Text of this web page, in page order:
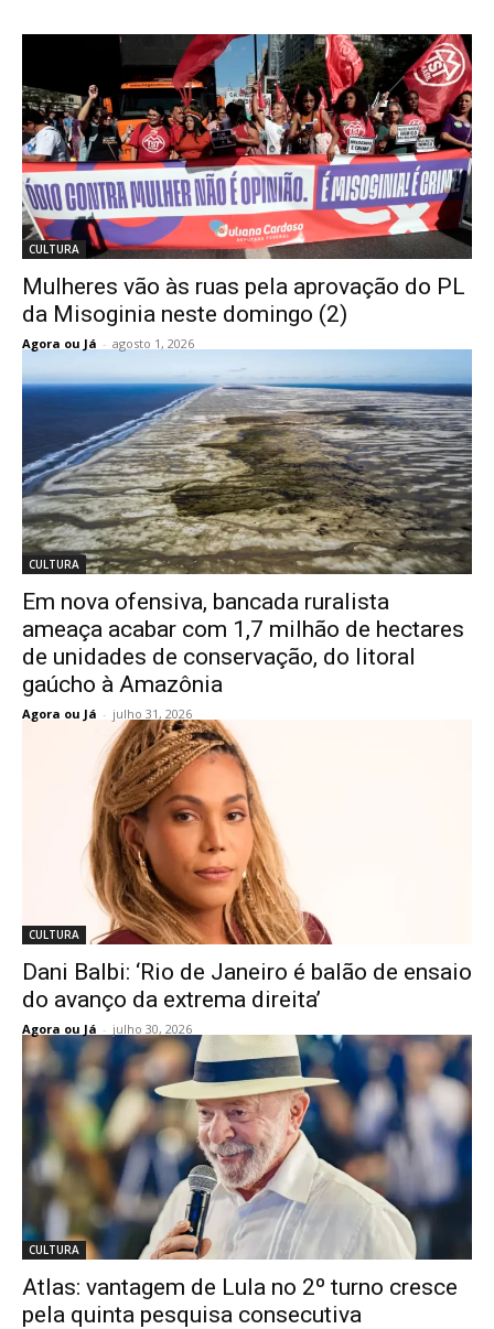
CULTURA
Mulheres vão às ruas pela aprovação do PL
da Misoginia neste domingo (2)
Agora ou Já - agosto 1, 2026
CULTURA
Em nova ofensiva, bancada ruralista
ameaça acabar com 1,7 milhão de hectares
de unidades de conservação, do litoral
gaúcho à Amazônia
Agora ou Já - julho 31, 2026
CULTURA
Dani Balbi: ‘Rio de Janeiro é balão de ensaio
do avanço da extrema direita’
Agora ou Já - julho 30, 2026
CULTURA
Atlas: vantagem de Lula no 2º turno cresce
pela quinta pesquisa consecutiva